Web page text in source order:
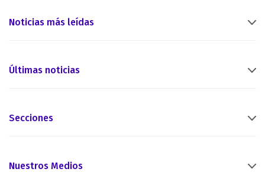
Noticias más leídas
Últimas noticias
Secciones
Nuestros Medios